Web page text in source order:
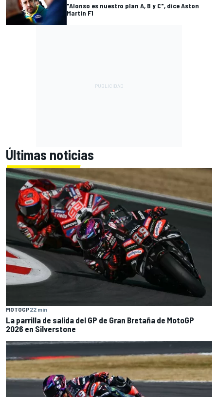
"Alonso es nuestro plan A, B y C", dice Aston
Martin F1
Últimas noticias
MOTOGP22 min
La parrilla de salida del GP de Gran Bretaña de MotoGP
2026 en Silverstone